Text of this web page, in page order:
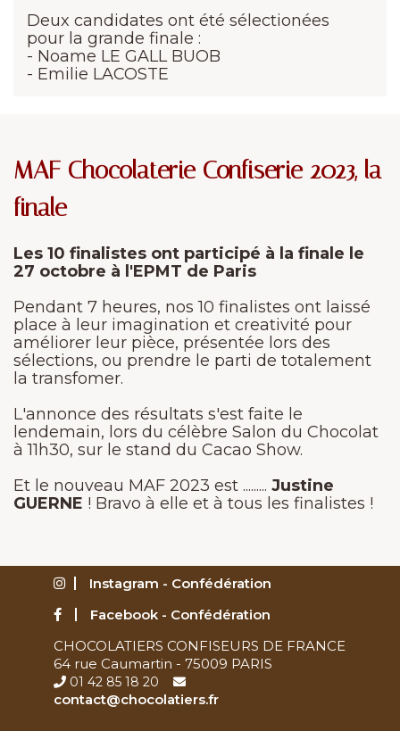
Deux candidates ont été sélectionées
pour la grande finale :
- Noame LE GALL BUOB
- Emilie LACOSTE
MAF Chocolaterie Confiserie 2023, la
finale
Les 10 finalistes ont participé à la finale le
27 octobre à l'EPMT de Paris
Pendant 7 heures, nos 10 finalistes ont laissé
place à leur imagination et creativité pour
améliorer leur pièce, présentée lors des
sélections, ou prendre le parti de totalement
la transfomer.
L'annonce des résultats s'est faite le
lendemain, lors du célèbre Salon du Chocolat
à 11h30, sur le stand du Cacao Show.
Et le nouveau MAF 2023 est ......... Justine
GUERNE ! Bravo à elle et à tous les finalistes !
Instagram - Confédération
Facebook - Confédération
CHOCOLATIERS CONFISEURS DE FRANCE
64 rue Caumartin - 75009 PARIS
01 42 85 18 20
contact@chocolatiers.fr